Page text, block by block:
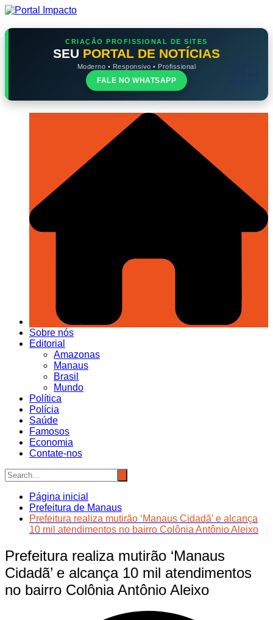
Ir
o
CRIAÇÃO PROFISSIONAL DE SITES
SEU PORTAL DE NOTÍCIAS
Moderno • Responsivo • Profissional
FALE NO WHATSAPP
Sobre nós
Editorial
Amazonas
Manaus
Brasil
Mundo
Política
Polícia
Saúde
Famosos
Economia
Contate-nos
Página inicial
Prefeitura de Manaus
Prefeitura realiza mutirão ‘Manaus Cidadã’ e alcança
10 mil atendimentos no bairro Colônia Antônio Aleixo
Prefeitura realiza mutirão ‘Manaus
Cidadã’ e alcança 10 mil atendimentos
no bairro Colônia Antônio Aleixo